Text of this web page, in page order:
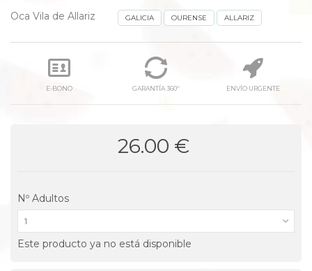
Oca Vila de Allariz GALICIA OURENSE ALLARIZ
E-BONO GARANTÍA 360º ENVÍO URGENTE
26.00 €
Nº Adultos
1
Este producto ya no está disponible